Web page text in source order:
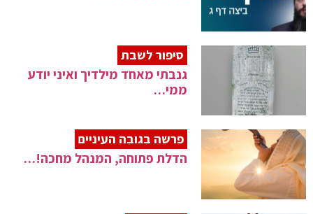
סיפור לשבת
גנבתי מאחד מילדיך ואיני יודע
ממי…
פרשה בגובה העיניים
הדלת פתוחה, המנהל מחכה!…